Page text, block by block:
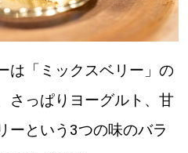
は「ミックスベリー」の
さっぱりヨーグルト、甘
ーという3つの味のバラ